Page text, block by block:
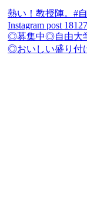
熱い！教授陣。#
Instagram post
◎募集中◎自由大
◎おいしい盛り付